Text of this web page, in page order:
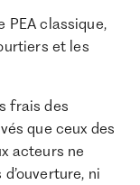
PEA classique,
et les
frais des
que ceux des
acteurs ne
ni